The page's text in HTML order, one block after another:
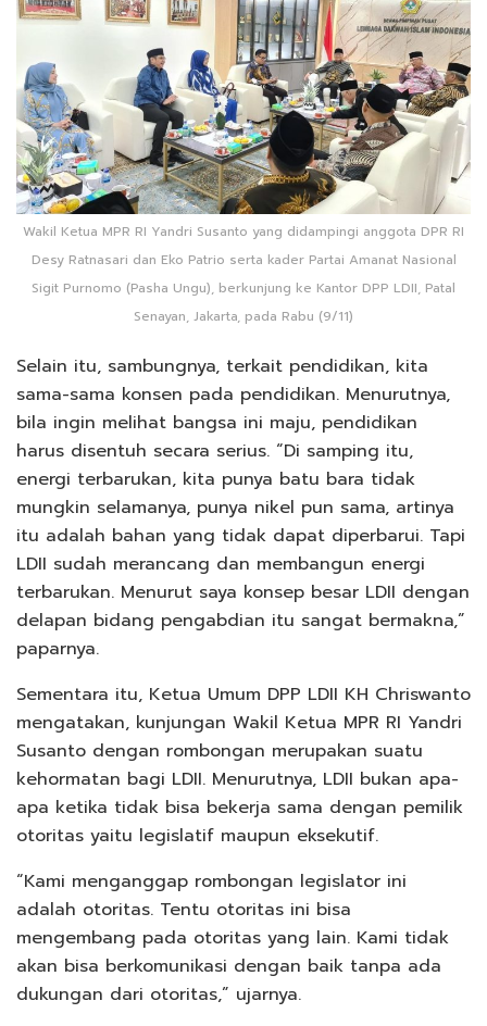
Wakil Ketua MPR RI Yandri Susanto yang didampingi anggota DPR RI
Desy Ratnasari dan Eko Patrio serta kader Partai Amanat Nasional
Sigit Purnomo (Pasha Ungu), berkunjung ke Kantor DPP LDII, Patal
Senayan, Jakarta, pada Rabu (9/11)
Selain itu, sambungnya, terkait pendidikan, kita
sama-sama konsen pada pendidikan. Menurutnya,
bila ingin melihat bangsa ini maju, pendidikan
harus disentuh secara serius. “Di samping itu,
energi terbarukan, kita punya batu bara tidak
mungkin selamanya, punya nikel pun sama, artinya
itu adalah bahan yang tidak dapat diperbarui. Tapi
LDII sudah merancang dan membangun energi
terbarukan. Menurut saya konsep besar LDII dengan
delapan bidang pengabdian itu sangat bermakna,”
paparnya.
Sementara itu, Ketua Umum DPP LDII KH Chriswanto
mengatakan, kunjungan Wakil Ketua MPR RI Yandri
Susanto dengan rombongan merupakan suatu
kehormatan bagi LDII. Menurutnya, LDII bukan apa-
apa ketika tidak bisa bekerja sama dengan pemilik
otoritas yaitu legislatif maupun eksekutif.
“Kami menganggap rombongan legislator ini
adalah otoritas. Tentu otoritas ini bisa
mengembang pada otoritas yang lain. Kami tidak
akan bisa berkomunikasi dengan baik tanpa ada
dukungan dari otoritas,” ujarnya.